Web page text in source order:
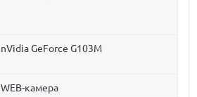
nVidia GeForce G103M
WEB-камера